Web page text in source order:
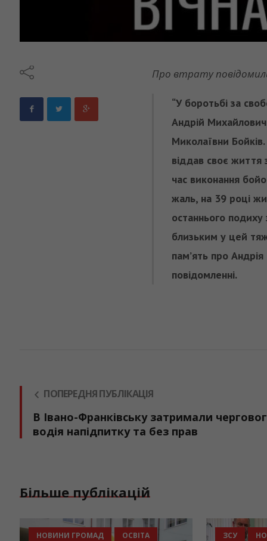
Про втрату
“У боротьбі за
Андрій
Миколаївни
віддав своє життя
час виконання
жаль, на 39 році
останнього
близьким у цей
пам’ять про
повідомленні.
ПОПЕРЕДНЯ ПУБЛІКАЦІЯ
В Івано-Франківську затримали
водія напідпитку та без прав
Більше публікацій
НОВИНИ ГРОМАД ОСВІТА ЗСУ